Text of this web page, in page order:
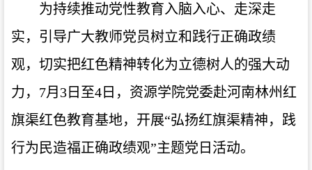
为持续推动党性教育入脑入心、走深走
实，引导广大教师党员树立和践行正确政绩
观，切实把红色精神转化为立德树人的强大动
力，7月3日至4日，资源学院党委赴河南林州红
旗渠红色教育基地，开展“弘扬红旗渠精神，践
行为民造福正确政绩观”主题党日活动。